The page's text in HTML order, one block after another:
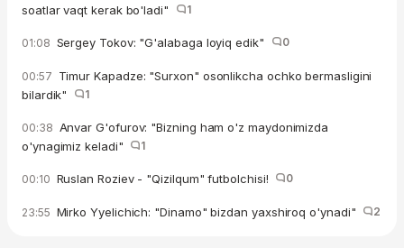
soatlar vaqt kerak bo'ladi"
1
01:08 Sergey Tokov: "G'alabaga loyiq edik" 0
00:57 Timur Kapadze: "Surxon" osonlikcha ochko bermasligini
bilardik"
1
00:38 Anvar G'ofurov: "Bizning ham o'z maydonimizda
o'ynagimiz keladi"
1
00:10 Ruslan Roziev - "Qizilqum" futbolchisi! 0
23:55 Mirko Yyelichich: "Dinamo" bizdan yaxshiroq o'ynadi" 2